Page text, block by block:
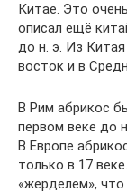
Китае. Это
описал ещё
до н. э. Из
восток и в
В Рим абрикос
первом веке до
В Европе
только в 17
«жерделем»,